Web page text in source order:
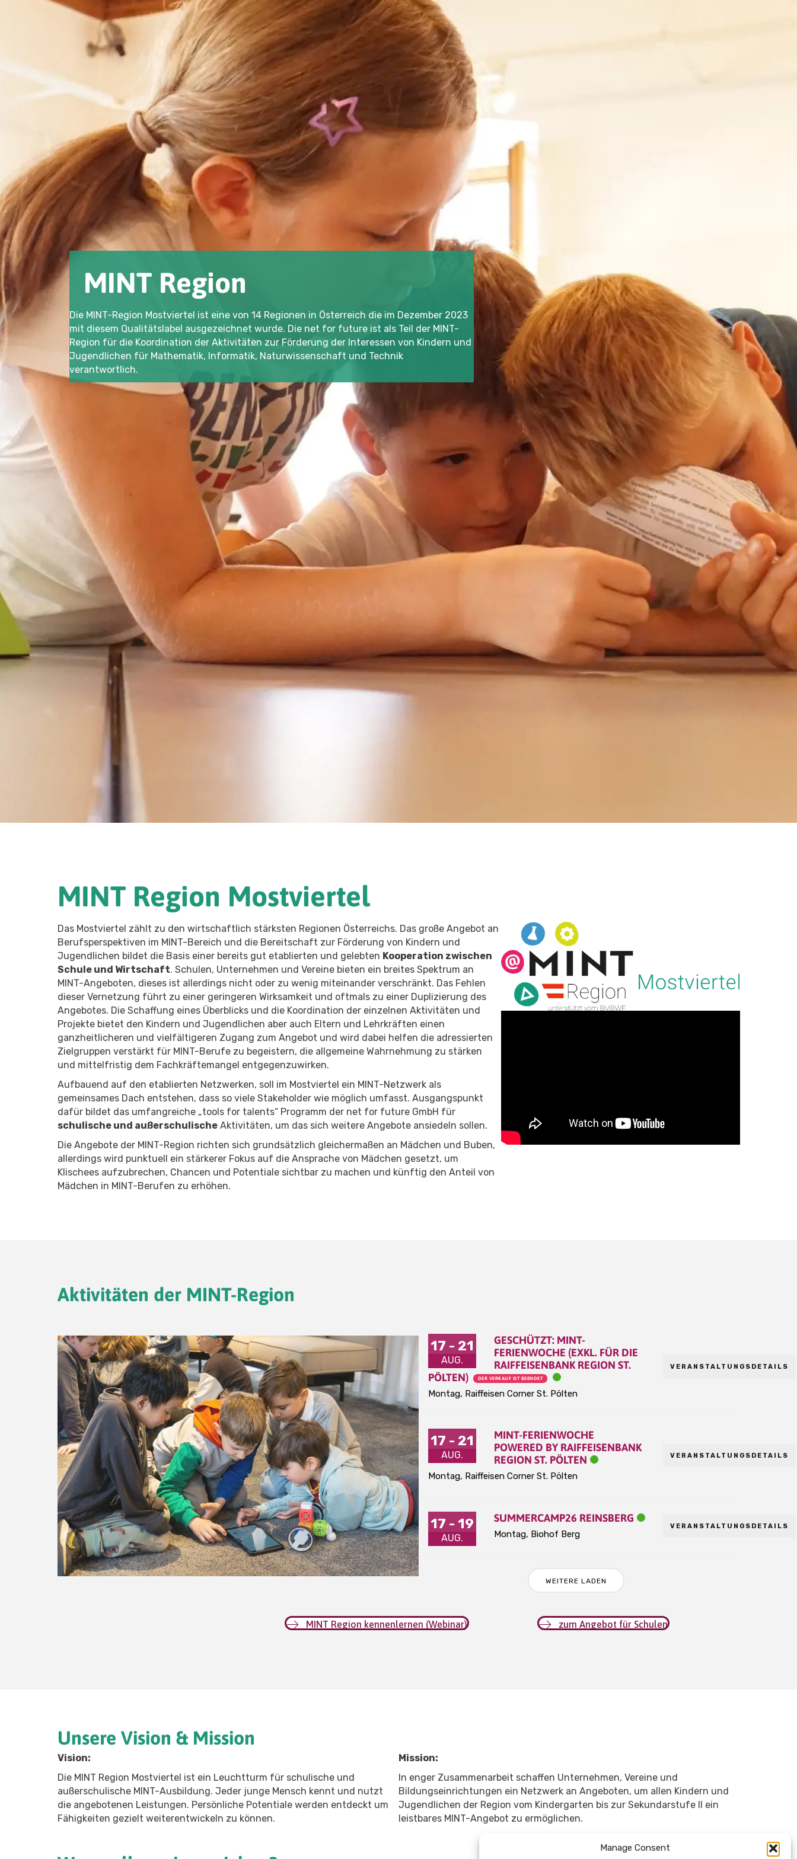
Manage Consent
MINT Region
Die MINT-Region Mostviertel ist eine von 14 Regionen in Österreich die im Dezember 2023
mit diesem Qualitätslabel ausgezeichnet wurde. Die net for future ist als Teil der MINT-
Region für die Koordination der Aktivitäten zur Förderung der Interessen von Kindern und
Jugendlichen für Mathematik, Informatik, Naturwissenschaft und Technik
verantwortlich.
MINT Region Mostviertel
Das Mostviertel zählt zu den wirtschaftlich stärksten Regionen Österreichs. Das große Angebot an
Berufsperspektiven im MINT-Bereich und die Bereitschaft zur Förderung von Kindern und
Jugendlichen bildet die Basis einer bereits gut etablierten und gelebten Kooperation zwischen
Schule und Wirtschaft. Schulen, Unternehmen und Vereine bieten ein breites Spektrum an
MINT-Angeboten, dieses ist allerdings nicht oder zu wenig miteinander verschränkt. Das Fehlen
dieser Vernetzung führt zu einer geringeren Wirksamkeit und oftmals zu einer Duplizierung des
Angebotes. Die Schaffung eines Überblicks und die Koordination der einzelnen Aktivitäten und
Projekte bietet den Kindern und Jugendlichen aber auch Eltern und Lehrkräften einen
ganzheitlicheren und vielfältigeren Zugang zum Angebot und wird dabei helfen die adressierten
Zielgruppen verstärkt für MINT-Berufe zu begeistern, die allgemeine Wahrnehmung zu stärken
und mittelfristig dem Fachkräftemangel entgegenzuwirken.
Aufbauend auf den etablierten Netzwerken, soll im Mostviertel ein MINT-Netzwerk als
gemeinsames Dach entstehen, dass so viele Stakeholder wie möglich umfasst. Ausgangspunkt
dafür bildet das umfangreiche „tools for talents“ Programm der net for future GmbH für
schulische und außerschulische Aktivitäten, um das sich weitere Angebote ansiedeln sollen.
Die Angebote der MINT-Region richten sich grundsätzlich gleichermaßen an Mädchen und Buben,
allerdings wird punktuell ein stärkerer Fokus auf die Ansprache von Mädchen gesetzt, um
Klischees aufzubrechen, Chancen und Potentiale sichtbar zu machen und künftig den Anteil von
Mädchen in MINT-Berufen zu erhöhen.
Aktivitäten der MINT-Region
17 - 21
AUG.
GESCHÜTZT: MINT-
FERIENWOCHE (EXKL. FÜR DIE
RAIFFEISENBANK REGION ST.
PÖLTEN)
DER VERKAUF IST BEENDET
Montag, Raiffeisen Corner St. Pölten
VERANSTALTUNGSDETAILS
17 - 21
AUG.
MINT-FERIENWOCHE
POWERED BY RAIFFEISENBANK
REGION ST. PÖLTEN
Montag, Raiffeisen Corner St. Pölten
VERANSTALTUNGSDETAILS
17 - 19
AUG.
SUMMERCAMP26 REINSBERG
Montag, Biohof Berg
VERANSTALTUNGSDETAILS
WEITERE LADEN
MINT Region kennenlernen (Webinar) zum Angebot für Schulen
Unsere Vision & Mission
Vision:
Die MINT Region Mostviertel ist ein Leuchtturm für schulische und
außerschulische MINT-Ausbildung. Jeder junge Mensch kennt und nutzt
die angebotenen Leistungen. Persönliche Potentiale werden entdeckt um
Fähigkeiten gezielt weiterentwickeln zu können.
Mission:
In enger Zusammenarbeit schaffen Unternehmen, Vereine und
Bildungseinrichtungen ein Netzwerk an Angeboten, um allen Kindern und
Jugendlichen der Region vom Kindergarten bis zur Sekundarstufe II ein
leistbares MINT-Angebot zu ermöglichen.